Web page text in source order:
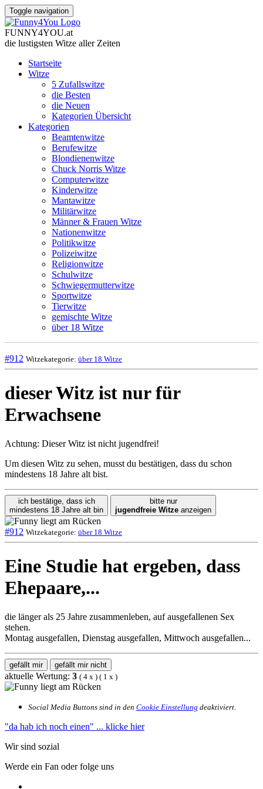
Toggle navigation
FUNNY4YOU.at
die lustigsten Witze aller Zeiten
Startseite
Witze
5 Zufallswitze
die Besten
die Neuen
Kategorien Übersicht
Kategorien
Beamtenwitze
Berufewitze
Blondienenwitze
Chuck Norris Witze
Computerwitze
Kinderwitze
Mantawitze
Militärwitze
Männer & Frauen Witze
Nationenwitze
Politikwitze
Polizeiwitze
Religionwitze
Schulwitze
Schwiegermutterwitze
Sportwitze
Tierwitze
gemischte Witze
über 18 Witze
#912 Witzekategorie: über 18 Witze
dieser Witz ist nur für
Erwachsene
Achtung: Dieser Witz ist nicht jugendfrei!
Um diesen Witz zu sehen, musst du bestätigen, dass du schon
mindestens 18 Jahre alt bist.
ich bestätige, dass ich
mindestens 18 Jahre alt bin
bitte nur
jugendfreie Witze anzeigen
#912 Witzekategorie: über 18 Witze
Eine Studie hat ergeben, dass
Ehepaare,...
die länger als 25 Jahre zusammenleben, auf ausgefallenen Sex
stehen.
Montag ausgefallen, Dienstag ausgefallen, Mittwoch ausgefallen...
gefällt mir gefällt mir nicht
aktuelle Wertung: 3 ( 4 x ) ( 1 x )
Social Media Buttons sind in den Cookie Einstellung deaktiviert.
"da hab ich noch einen" ... klicke hier
Wir sind sozial
Werde ein Fan oder folge uns